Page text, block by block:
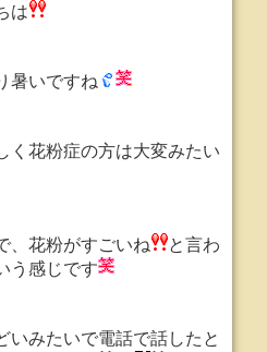
は
暑いですね
く花粉症の方は大変みたい
、花粉がすごいね
と言わ
う感じです
いみたいで電話で話したと